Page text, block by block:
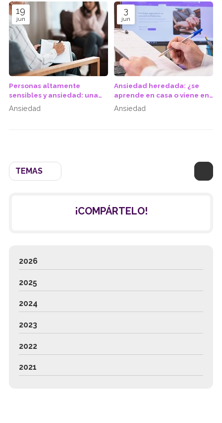
TEMAS
19
jun
Personas altamente
sensibles y ansiedad: una
combinación que necesita
enfoque especializado
Ansiedad
3
jun
Ansiedad heredada: ¿se
aprende en casa o viene en
los genes?
Ansiedad
¡COMPÁRTELO!
2026
2025
2024
2023
2022
2021